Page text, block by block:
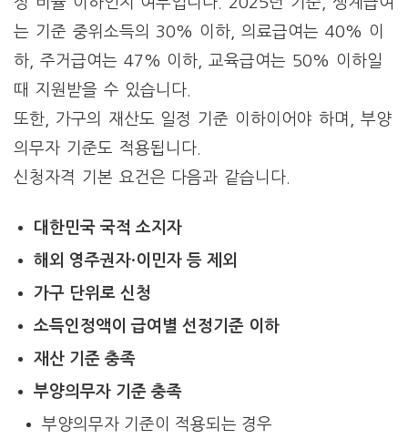
는 기준 중위소득의 30% 이하, 의료급여는 40% 이
하, 주거급여는 47% 이하, 교육급여는 50% 이하일
때 지원받을 수 있습니다.
또한, 가구의 재산도 일정 기준 이하이어야 하며, 부양
의무자 기준도 적용됩니다.
신청자격 기본 요건은 다음과 같습니다.
대한민국 국적 소지자
해외 영주권자·이민자 등 제외
가구 단위로 신청
소득인정액이 급여별 선정기준 이하
재산 기준 충족
부양의무자 기준 충족
부양의무자 기준이 적용되는 경우